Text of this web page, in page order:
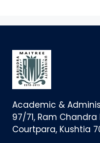
Academic &
97/71, Ram
Courtpara, Kushtia